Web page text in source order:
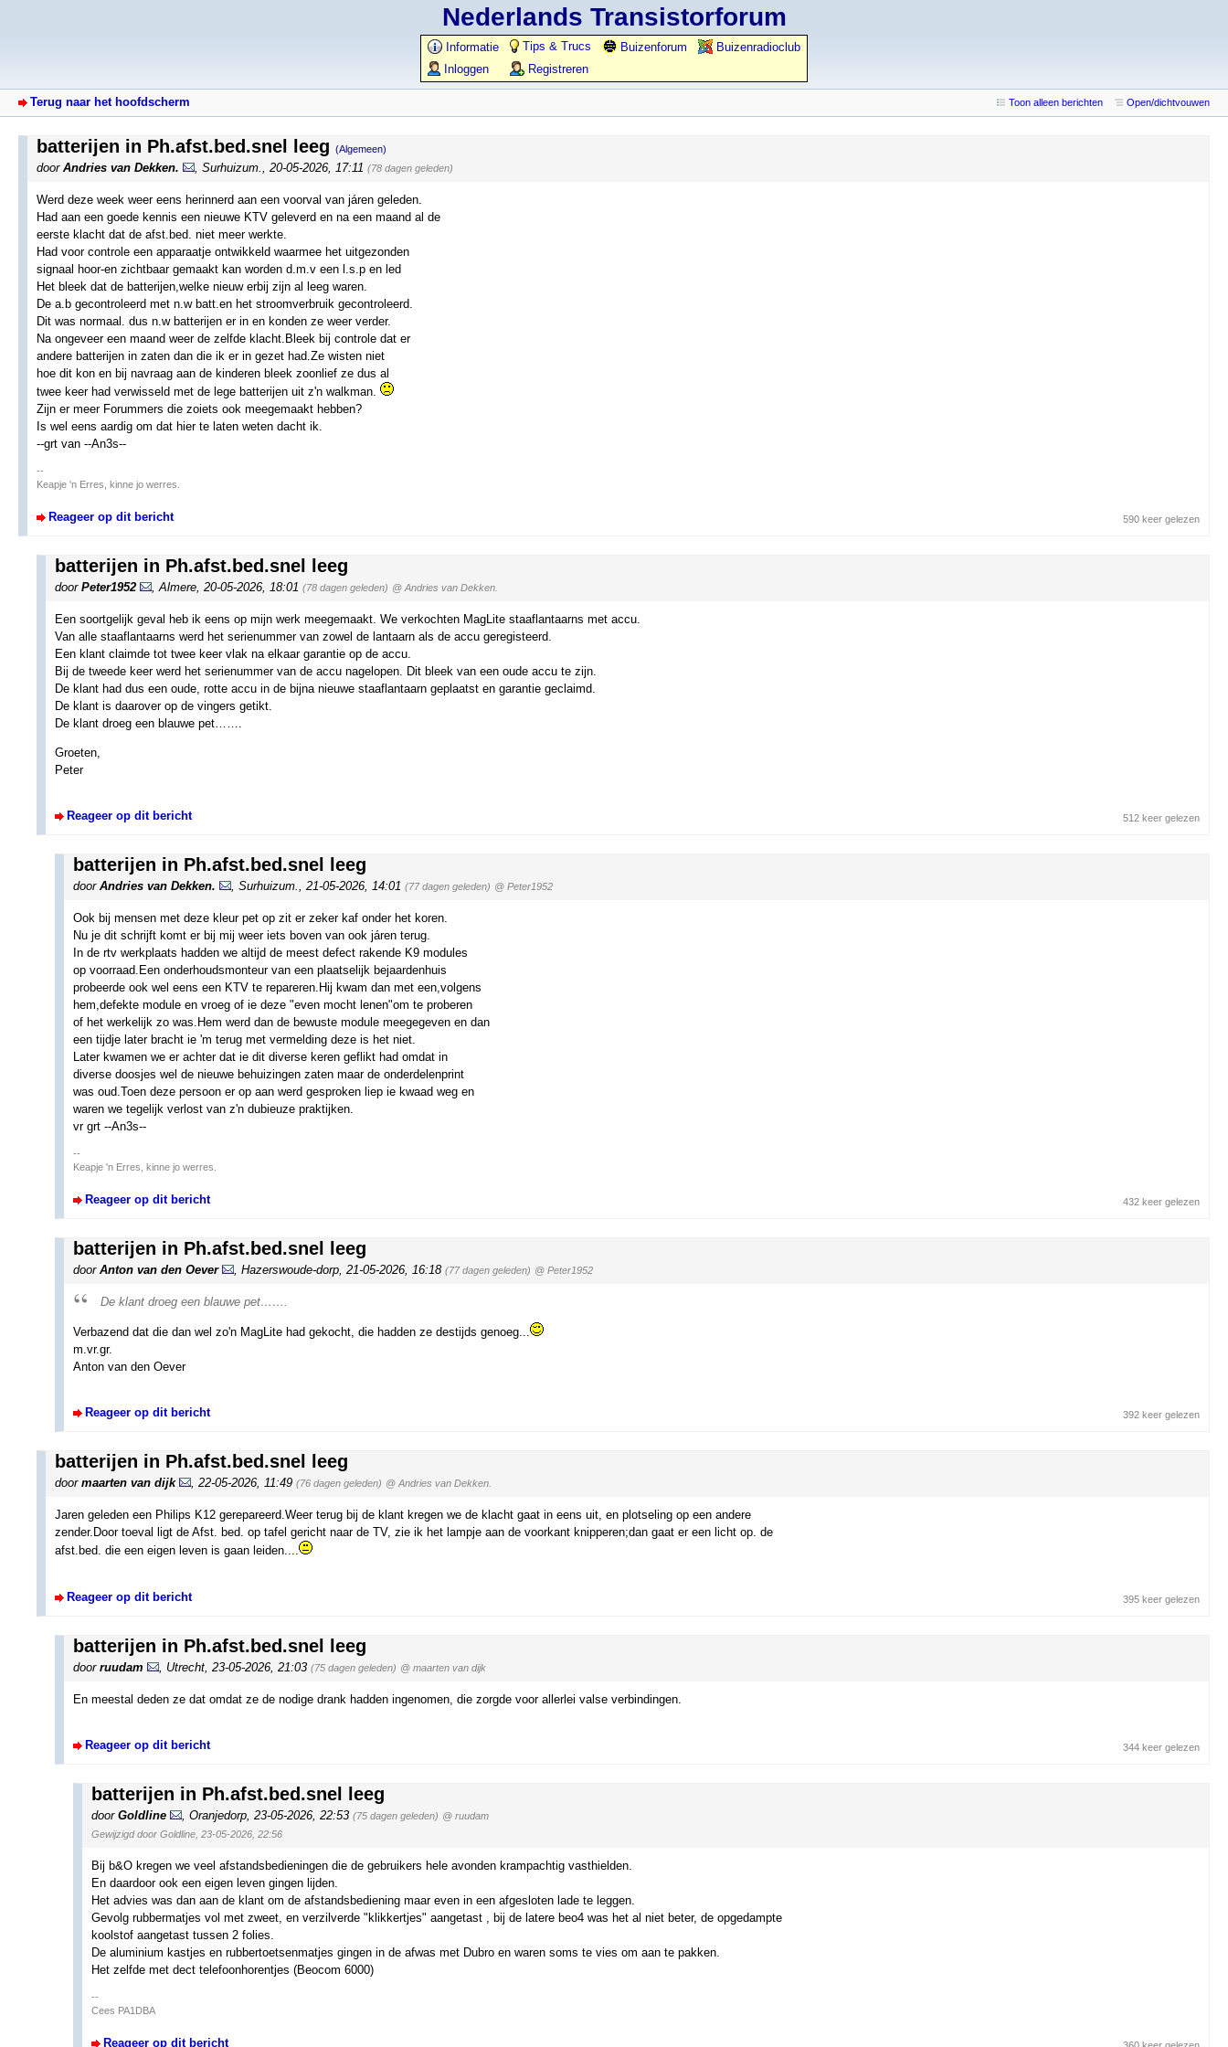
Nederlands Transistorforum
Informatie Tips & Trucs Buizenforum
Buizenradioclub
Inloggen
Registreren
Terug naar het hoofdscherm Toon alleen berichten Open/dichtvouwen
batterijen in Ph.afst.bed.snel leeg (Algemeen)
door Andries van Dekken. Surhuizum. 20-05-2026, 17:11 (78 dagen geleden)
Werd deze week weer eens herinnerd aan een voorval van járen geleden.
Had aan een goede kennis een nieuwe KTV geleverd en na een maand al de
eerste klacht dat de afst.bed. niet meer werkte.
Had voor controle een apparaatje ontwikkeld waarmee het uitgezonden
signaal hoor-en zichtbaar gemaakt kan worden d.m.v een l.s.p en led
Het bleek dat de batterijen,welke nieuw erbij zijn al leeg waren.
De a.b gecontroleerd met n.w batt.en het stroomverbruik gecontroleerd.
Dit was normaal. dus n.w batterijen er in en konden ze weer verder.
Na ongeveer een maand weer de zelfde klacht.Bleek bij controle dat er
andere batterijen in zaten dan die ik er in gezet had.Ze wisten niet
hoe dit kon en bij navraag aan de kinderen bleek zoonlief ze dus al
twee keer had verwisseld met de lege batterijen uit z'n walkman.
Zijn er meer Forummers die zoiets ook meegemaakt hebben?
Is wel eens aardig om dat hier te laten weten dacht ik.
--grt van --An3s--
--
Keapje 'n Erres, kinne jo werres.
Reageer op dit bericht 590 keer gelezen
batterijen in Ph.afst.bed.snel leeg
door Peter1952 Almere 20-05-2026, 18:01 (78 dagen geleden) @ Andries van Dekken.
Een soortgelijk geval heb ik eens op mijn werk meegemaakt. We verkochten MagLite staaflantaarns met accu.
Van alle staaflantaarns werd het serienummer van zowel de lantaarn als de accu geregisteerd.
Een klant claimde tot twee keer vlak na elkaar garantie op de accu.
Bij de tweede keer werd het serienummer van de accu nagelopen. Dit bleek van een oude accu te zijn.
De klant had dus een oude, rotte accu in de bijna nieuwe staaflantaarn geplaatst en garantie geclaimd.
De klant is daarover op de vingers getikt.
De klant droeg een blauwe pet…….
Groeten,
Peter
Reageer op dit bericht 512 keer gelezen
batterijen in Ph.afst.bed.snel leeg
door Andries van Dekken. , Surhuizum., 21-05-2026, 14:01 (77 dagen geleden) @ Peter1952
Ook bij mensen met deze kleur pet op zit er zeker kaf onder het koren.
Nu je dit schrijft komt er bij mij weer iets boven van ook járen terug.
In de rtv werkplaats hadden we altijd de meest defect rakende K9 modules
op voorraad.Een onderhoudsmonteur van een plaatselijk bejaardenhuis
probeerde ook wel eens een KTV te repareren.Hij kwam dan met een,volgens
hem,defekte module en vroeg of ie deze "even mocht lenen"om te proberen
of het werkelijk zo was.Hem werd dan de bewuste module meegegeven en dan
een tijdje later bracht ie 'm terug met vermelding deze is het niet.
Later kwamen we er achter dat ie dit diverse keren geflikt had omdat in
diverse doosjes wel de nieuwe behuizingen zaten maar de onderdelenprint
was oud.Toen deze persoon er op aan werd gesproken liep ie kwaad weg en
waren we tegelijk verlost van z'n dubieuze praktijken.
vr grt --An3s--
--
Keapje 'n Erres, kinne jo werres.
Reageer op dit bericht 432 keer gelezen
batterijen in Ph.afst.bed.snel leeg
door Anton van den Oever , Hazerswoude-dorp, 21-05-2026, 16:18 (77 dagen geleden) @ Peter1952
De klant droeg een blauwe pet…….
Verbazend dat die dan wel zo'n MagLite had gekocht, die hadden ze destijds genoeg...
m.vr.gr.
Anton van den Oever
Reageer op dit bericht 392 keer gelezen
batterijen in Ph.afst.bed.snel leeg
door maarten van dijk , 22-05-2026, 11:49 (76 dagen geleden) @ Andries van Dekken.
Jaren geleden een Philips K12 gerepareerd.Weer terug bij de klant kregen we de klacht gaat in eens uit, en plotseling op een andere
zender.Door toeval ligt de Afst. bed. op tafel gericht naar de TV, zie ik het lampje aan de voorkant knipperen;dan gaat er een licht op. de
afst.bed. die een eigen leven is gaan leiden....
Reageer op dit bericht 395 keer gelezen
batterijen in Ph.afst.bed.snel leeg
door ruudam Utrecht 23-05-2026, 21:03 (75 dagen geleden) @ maarten van dijk
En meestal deden ze dat omdat ze de nodige drank hadden ingenomen, die zorgde voor allerlei valse verbindingen.
Reageer op dit bericht 344 keer gelezen
batterijen in Ph.afst.bed.snel leeg
door Goldline Oranjedorp 23-05-2026, 22:53 (75 dagen geleden) @ ruudam
Gewijzigd door Goldline, 23-05-2026, 22:56
Bij b&O kregen we veel afstandsbedieningen die de gebruikers hele avonden krampachtig vasthielden.
En daardoor ook een eigen leven gingen lijden.
Het advies was dan aan de klant om de afstandsbediening maar even in een afgesloten lade te leggen.
Gevolg rubbermatjes vol met zweet, en verzilverde "klikkertjes" aangetast , bij de latere beo4 was het al niet beter, de opgedampte
koolstof aangetast tussen 2 folies.
De aluminium kastjes en rubbertoetsenmatjes gingen in de afwas met Dubro en waren soms te vies om aan te pakken.
Het zelfde met dect telefoonhorentjes (Beocom 6000)
--
Cees PA1DBA
Reageer op dit bericht